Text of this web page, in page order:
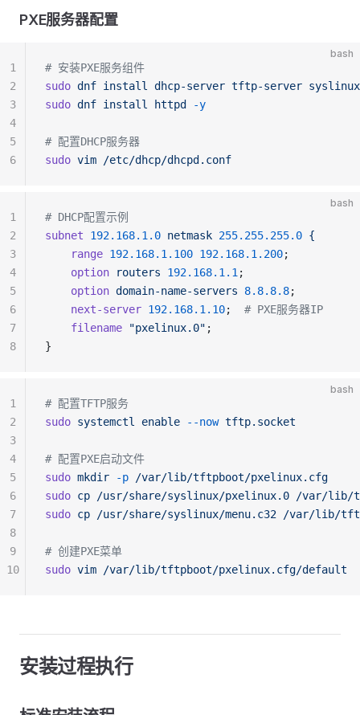
PXE服务器配置
bash
# 安装PXE服务组件
sudo dnf install dhcp-server tftp-server syslinux
sudo dnf install httpd -y
# 配置DHCP服务器
sudo vim /etc/dhcp/dhcpd.conf
1
2
3
4
5
6
bash
# DHCP配置示例
subnet 192.168.1.0 netmask 255.255.255.0 {
    range
192.168.1.100 192.168.1.200;
    option
routers 192.168.1.1 ;
    option
domain-name-servers 8.8.8.8;
    next-server
192.168.1.10; # PXE服务器IP
    filename
"pxelinux.0" ;
}
1
2
3
4
5
6
7
8
bash
# 配置TFTP服务
sudo systemctl enable --now tftp.socket
# 配置PXE启动文件
sudo mkdir -p /var/lib/tftpboot/pxelinux.cfg
sudo cp /usr/share/syslinux/pxelinux.0 /var/lib/
sudo cp /usr/share/syslinux/menu.c32 /var/lib/
# 创建PXE菜单
sudo vim /var/lib/tftpboot/pxelinux.cfg/default
1
2
3
4
5
6
7
8
9
10
安装过程执行